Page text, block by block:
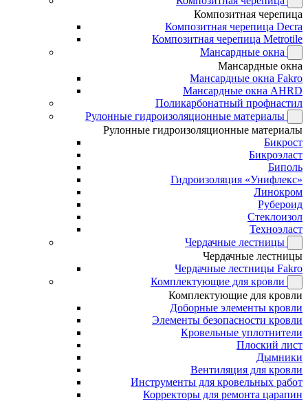
Композитная черепица
Композитная черепица Decra
Композитная черепица Metrotile
Мансардные окна
Мансардные окна
Мансардные окна Fakro
Мансардные окна AHRD
Поликарбонатный профнастил
Рулонные гидроизоляционные материалы
Рулонные гидроизоляционные материалы
Бикрост
Бикроэласт
Биполь
Гидроизоляция «Унифлекс»
Линокром
Рубероид
Стеклоизол
Техноэласт
Чердачные лестницы
Чердачные лестницы
Чердачные лестницы Fakro
Комплектующие для кровли
Комплектующие для кровли
Доборные элементы кровли
Элементы безопасности кровли
Кровельные уплотнители
Плоский лист
Дымники
Вентиляция для кровли
Инструменты для кровельных работ
Корректоры для ремонта царапин